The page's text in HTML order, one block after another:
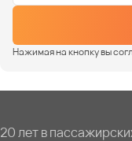
Нажимая на кнопку вы
20 лет в